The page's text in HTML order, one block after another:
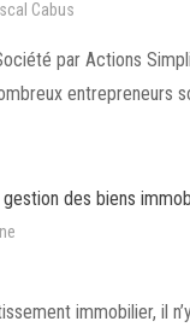
Cabus
par Actions
entrepreneurs
gestion des biens
immobilier, il